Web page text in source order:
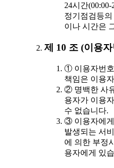
24시간
정기점검등
이나 시간은
제 10 조 (이용
① 이용자번호
책임은 이용
② 명백한 사
용자가 이용
수 없습니다.
③ 이용자에게
발생되는 서
에 의한 부정
용자에게 있